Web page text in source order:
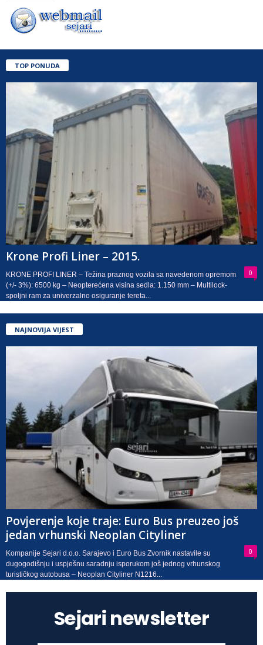
TOP PONUDA
Krone Profi Liner – 2015.
0
KRONE PROFI LINER – Težina praznog vozila sa navedenom opremom
(+/- 3%): 6500 kg – Neopterećena visina sedla: 1.150 mm – Multilock-
spoljni ram za univerzalno osiguranje tereta...
NAJNOVIJA VIJEST
Povjerenje koje traje: Euro Bus preuzeo još
jedan vrhunski Neoplan Cityliner
0
Kompanije Sejari d.o.o. Sarajevo i Euro Bus Zvornik nastavile su
dugogodišnju i uspješnu saradnju isporukom još jednog vrhunskog
turističkog autobusa – Neoplan Cityliner N1216...
Sejari newsletter